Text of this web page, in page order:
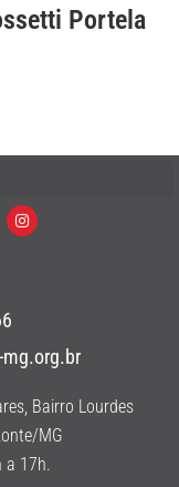
Portela
Bairro Lourdes
MG
a 17h.